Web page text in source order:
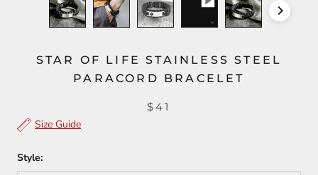
STAR OF LIFE STAINLESS STEEL
PARACORD BRACELET
$41
Size Guide
Style: